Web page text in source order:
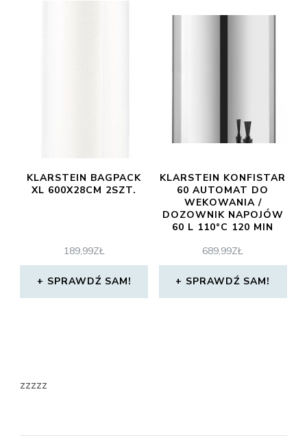
KLARSTEIN BAGPACK
XL 600X28CM 2SZT.
189,99ZŁ
SPRAWDŹ SAM!
KLARSTEIN KONFISTAR
60 AUTOMAT DO
WEKOWANIA /
DOZOWNIK NAPOJÓW
60 L 110°C 120 MIN
689,99ZŁ
SPRAWDŹ SAM!
zzzzz